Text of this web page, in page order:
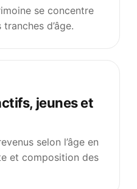
se concentre
d’âge.
jeunes et
selon l’âge en
et composition des